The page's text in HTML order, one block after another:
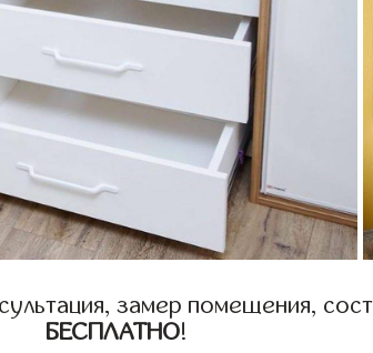
замер помещения,
БЕСПЛАТНО!